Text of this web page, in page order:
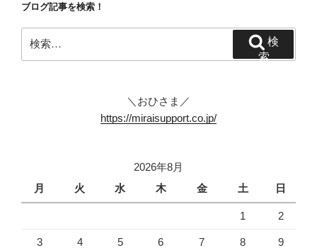
ン
ブログ記事を検索！
索:
索
＼おひさま／
https://miraisupport.co.jp/
2026年8月
月
火 水 木 金 土 日
1 2
3 4 5 6 7 8 9